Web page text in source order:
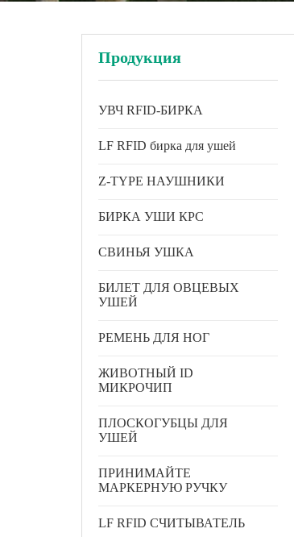
Продукция
УВЧ RFID-БИРКА
LF RFID бирка для ушей
Z-TYPE НАУШНИКИ
БИРКА УШИ КРС
СВИНЬЯ УШКА
БИЛЕТ ДЛЯ ОВЦЕВЫХ
УШЕЙ
РЕМЕНЬ ДЛЯ НОГ
ЖИВОТНЫЙ ID
МИКРОЧИП
ПЛОСКОГУБЦЫ ДЛЯ
УШЕЙ
ПРИНИМАЙТЕ
МАРКЕРНУЮ РУЧКУ
LF RFID СЧИТЫВАТЕЛЬ